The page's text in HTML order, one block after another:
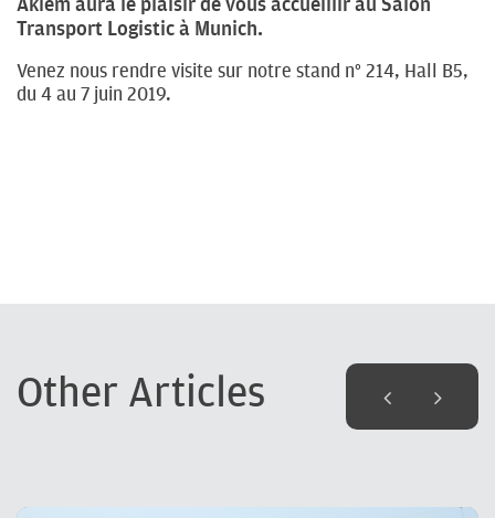
Transport Logistic à Munich.
Venez nous rendre visite sur notre stand n° 214, Hall B5,
du 4 au 7 juin 2019.
Other Articles